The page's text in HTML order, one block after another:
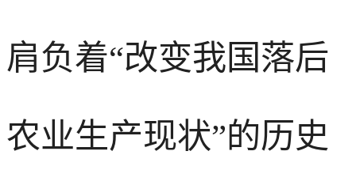
肩负着“改变我国落后
农业生产现状”的历史